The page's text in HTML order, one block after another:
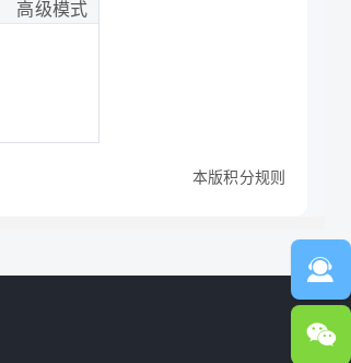
高级模式
本版积分规则